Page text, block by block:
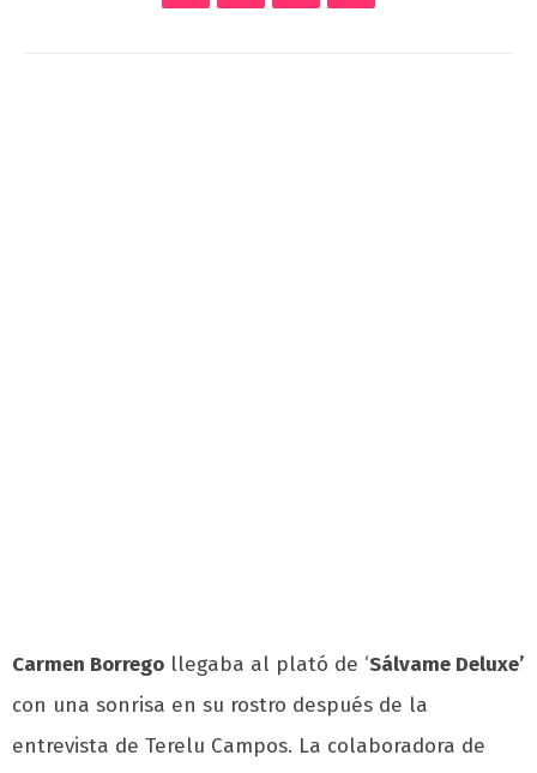
Carmen Borrego llegaba al plató de ‘Sálvame Deluxe’
con una sonrisa en su rostro después de la
entrevista de Terelu Campos. La colaboradora de